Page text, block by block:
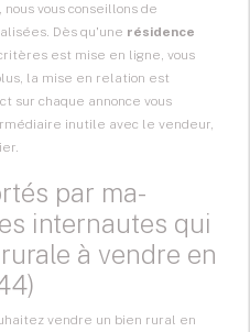
vous conseillons de
Dès qu'une résidence
est mise en ligne, vous
la mise en relation est
sur chaque annonce vous
inutile avec le vendeur,
par ma-
internautes qui
à vendre en
vendre un bien rural en